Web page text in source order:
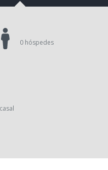
0 hóspedes